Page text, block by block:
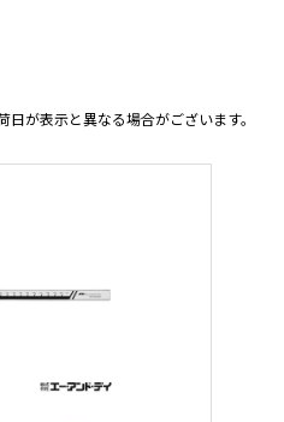
日が表示と異なる場合がございます。